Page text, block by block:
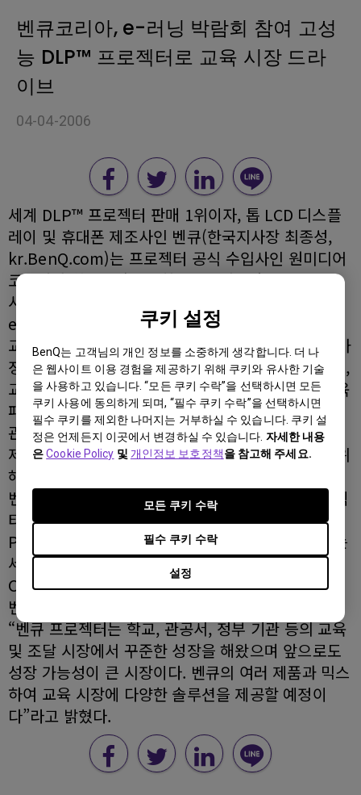
쿠키 설정
BenQ는 고객님의 개인 정보를 소중하게 생각합니다. 더 나
은 웹사이트 이용 경험을 제공하기 위해 쿠키와 유사한 기술
을 사용하고 있습니다. “모든 쿠키 수락”을 선택하시면 모든
쿠키 사용에 동의하게 되며, “필수 쿠키 수락”을 선택하시면
필수 쿠키를 제외한 나머지는 거부하실 수 있습니다. 쿠키 설
정은 언제든지 이곳에서 변경하실 수 있습니다. 자세한 내용
은Cookie Policy 및 개인정보 보호정책을 참고해 주세요.
설정
필수 쿠키 수락
모든 쿠키 수락
벤큐코리아, e-러닝 박람회 참여 고성
능 DLP™ 프로젝터로 교육 시장 드라
이브
04-04-2006
세계 DLP™ 프로젝터 판매 1위이자, 톱 LCD 디스플
레이 및 휴대폰 제조사인 벤큐(한국지사장 최종성,
kr.BenQ.com)는 프로젝터 공식 수입사인 원미디어
코리아와 함께 4월 4일 한국국제전시장인 킨텍스를
시작으로 매주 3일씩 전국 5개 대도시에서 개최되는
e-러닝 박람회에 참가한다.
교육인적자원부가 주최한 e-러닝 박람회는 사이버 가
정학습 지원체제 등 대표적 e-러닝 발전 사례를 학생,
교사, 학부모 등을 대상으로 전시, 홍보함으로써 교육
패러다임의 변화에 대한 국민의 이해증진을 높이고
관련 하드웨어와 소프트웨어에 대한 다양한 정보를
제공하여 학교 현장에 활용 할 수 있도록 장려하기 위
해 마련되었다.
벤큐는 교육 시장을 타켓으로 3500안시 무선 프로젝
터인 PB8260과 휴대성이 뛰어난 PB2140 및
PB2250을 선보인다. 또한, 이번 달에 새로 출시하는
세계에서 가장 작은 무선 프로젝터(무게 약 1kg)인
CP120도 선보여 적극적인 홍보를 펼칠 예정이다.
벤큐 프로젝터 매니저를 맡고 있는 이진수 팀장은
“벤큐 프로젝터는 학교, 관공서, 정부 기관 등의 교육
및 조달 시장에서 꾸준한 성장을 해왔으며 앞으로도
성장 가능성이 큰 시장이다. 벤큐의 여러 제품과 믹스
하여 교육 시장에 다양한 솔루션을 제공할 예정이
다”라고 밝혔다.